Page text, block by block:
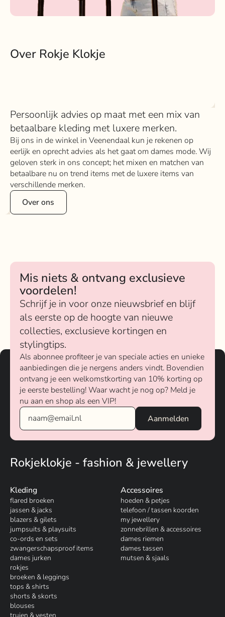
Over Rokje Klokje
Persoonlijk advies op maat met een mix van
betaalbare kleding met luxere merken.
Bij ons in de winkel in Veenendaal kun je rekenen op
eerlijk en oprecht advies als het gaat om dames mode. Wij
geloven sterk in ons concept; het mixen en matchen van
betaalbare nu on trend items met de luxere items van
verschillende merken.
Over ons
Mis niets & ontvang exclusieve
voordelen!
Schrijf je in voor onze nieuwsbrief en blijf
als eerste op de hoogte van nieuwe
collecties, exclusieve kortingen en
stylingtips.
Als abonnee profiteer je van speciale acties en unieke
aanbiedingen die je nergens anders vindt. Bovendien
ontvang je een welkomstkorting van 10% korting op
je eerste bestelling! Waar wacht je nog op? Meld je
nu aan en shop als een VIP!
Rokjeklokje - fashion & jewellery
Kleding
flared broeken
jassen & jacks
blazers & gilets
jumpsuits & playsuits
co-ords en sets
zwangerschapsproof items
dames jurken
rokjes
broeken & leggings
tops & shirts
shorts & skorts
blouses
Accessoires
hoeden & petjes
telefoon / tassen koorden
my jewellery
zonnebrillen & accessoires
dames riemen
dames tassen
mutsen & sjaals